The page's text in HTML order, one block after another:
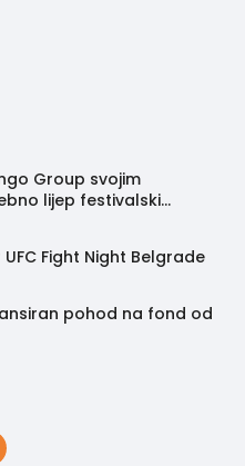
Group svojim
lijep festivalski
Fight Night Belgrade
Lansiran pohod na fond od